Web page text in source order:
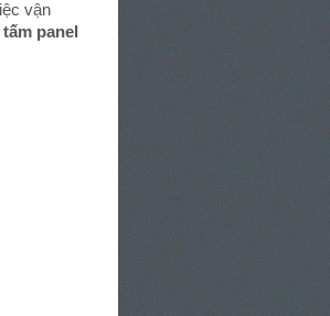
vận
tấm panel